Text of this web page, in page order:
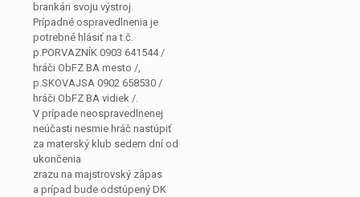
brankári svoju výstroj.
Prípadné ospravedlnenia je
potrebné hlásiť na t.č.
p.PORVAZNÍK 0903 641544 /
hráči ObFZ BA mesto /,
p.SKOVAJSA 0902 658530 /
hráči ObFZ BA vidiek /.
V prípade neospravedlnenej
neúčasti nesmie hráč nastúpiť
za materský klub sedem dní od
ukončenia
zrazu na majstrovský zápas
a prípad bude odstúpený DK